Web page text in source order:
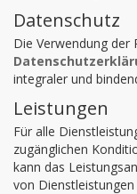
Datenschutz
Die Verwendung der
integraler und
Leistungen
Für alle
zugänglichen
kann das
von Dienstleistungen